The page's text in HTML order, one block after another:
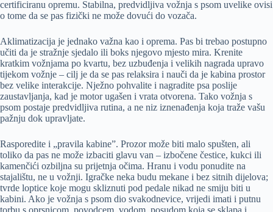
certificiranu opremu. Stabilna, predvidljiva vožnja s psom uvelike ovisi
o tome da se pas fizički ne može dovući do vozača.
Aklimatizacija je jednako važna kao i oprema. Pas bi trebao postupno
učiti da je stražnje sjedalo ili boks njegovo mjesto mira. Krenite
kratkim vožnjama po kvartu, bez uzbuđenja i velikih nagrada upravo
tijekom vožnje – cilj je da se pas relaksira i nauči da je kabina prostor
bez velike interakcije. Nježno pohvalite i nagradite psa poslije
zaustavljanja, kad je motor ugašen i vrata otvorena. Tako vožnja s
psom postaje predvidljiva rutina, a ne niz iznenađenja koja traže vašu
pažnju dok upravljate.
Rasporedite i „pravila kabine”. Prozor može biti malo spušten, ali
toliko da pas ne može izbaciti glavu van – izbočene čestice, kukci ili
kamenčići ozbiljna su prijetnja očima. Hranu i vodu ponudite na
stajalištu, ne u vožnji. Igračke neka budu mekane i bez sitnih dijelova;
tvrde loptice koje mogu skliznuti pod pedale nikad ne smiju biti u
kabini. Ako je vožnja s psom dio svakodnevice, vrijedi imati i putnu
torbu s oprsnicom, povodcem, vodom, posudom koja se sklapa i